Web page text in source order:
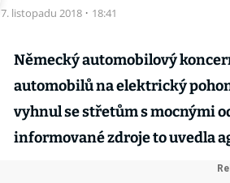
7. listopadu 2018 · 18:41
Německý automobilový
automobilů na elektrický
vyhnul se střetům s mocnými
informované zdroje to uvedla